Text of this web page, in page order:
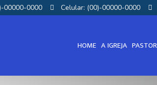
00000-0000 Celular: (00)-00000-0000
HOME A IGREJA